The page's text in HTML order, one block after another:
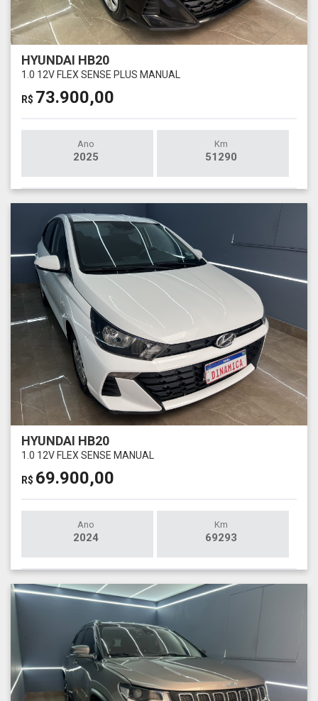
HYUNDAI HB20
1.0 12V FLEX SENSE PLUS MANUAL
R$ 73.900,00
Ano
2025
Km
51290
HYUNDAI HB20
1.0 12V FLEX SENSE MANUAL
R$ 69.900,00
Ano
2024
Km
69293